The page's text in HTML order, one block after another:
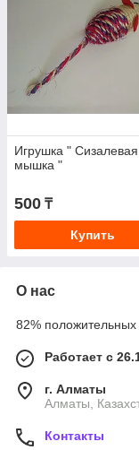
Игрушка " Сизалевая
мышка "
500 ₸
Купить
О нас
82% положительных
Работает с
г. Алматы
Алматы,
Контакты